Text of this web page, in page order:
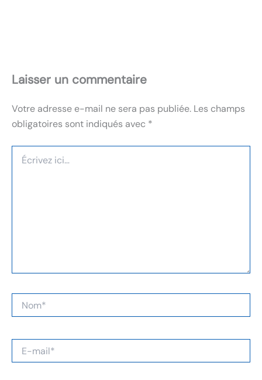
Laisser un commentaire
Votre adresse e-mail ne sera pas publiée. Les champs
obligatoires sont indiqués avec *
ici…
mail*